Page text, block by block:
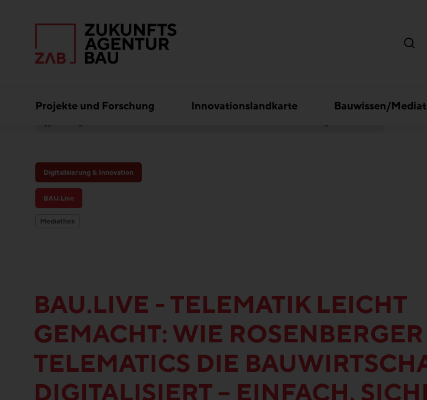
Projekte und Forschung Innovationslandkarte Bauwissen/
Digitalisierung & Innovation
BAU.Live
Mediathek
BAU.LIVE - TELEMATIK LEICHT
GEMACHT: WIE ROSENBERGER
TELEMATICS DIE
DIGITALISIERT – EINFACH,